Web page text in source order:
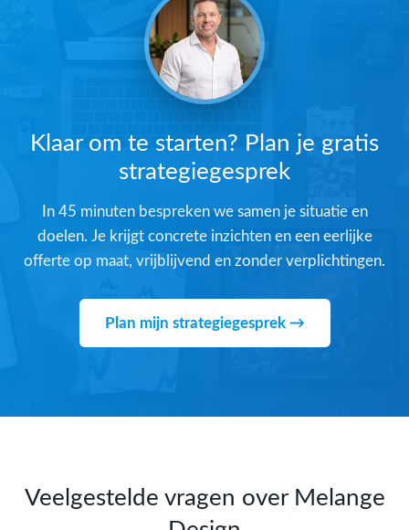
Klaar om te starten? Plan je gratis
strategiegesprek
In 45 minuten bespreken we samen je situatie en
doelen. Je krijgt concrete inzichten en een eerlijke
offerte op maat, vrijblijvend en zonder verplichtingen.
Plan mijn strategiegesprek →
Veelgestelde vragen over Melange